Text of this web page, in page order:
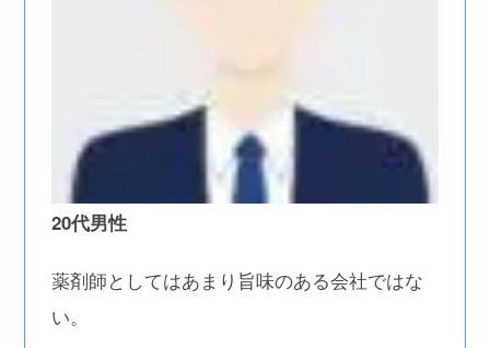
20代男性
薬剤師としてはあまり旨味のある会社ではな
い。